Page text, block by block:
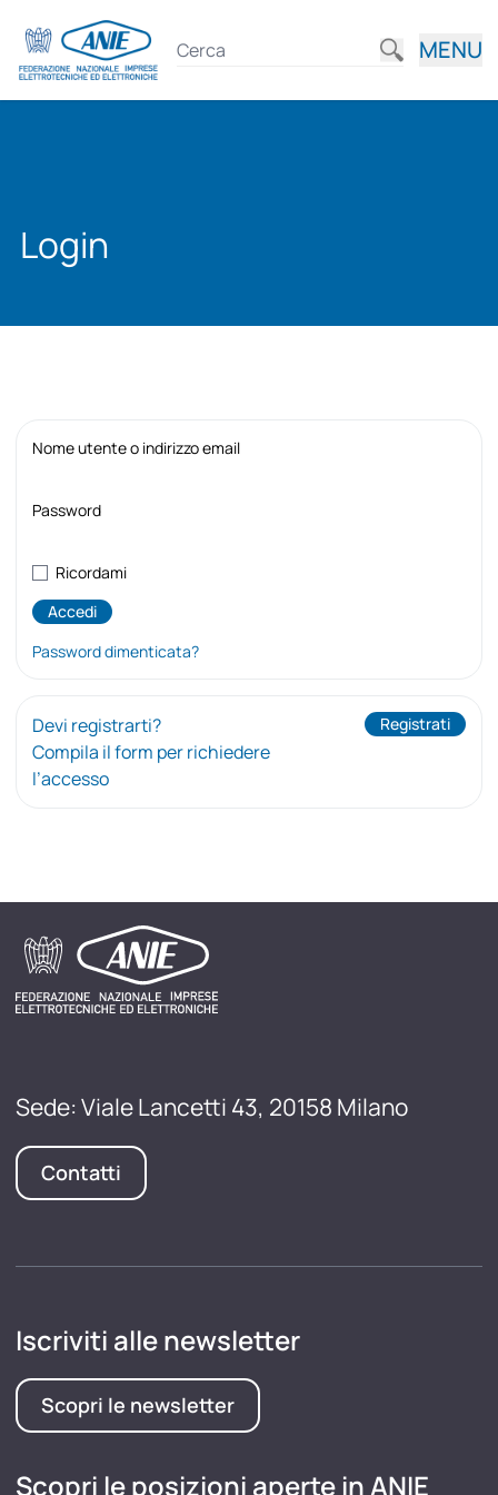
MENU
Login
Nome utente o indirizzo email
Password
Ricordami
Password dimenticata?
Devi registrarti?
Compila il form per richiedere
l’accesso
Registrati
Sede: Viale Lancetti 43, 20158 Milano
Contatti
Iscriviti alle newsletter
Scopri le newsletter
Scopri le posizioni aperte in ANIE